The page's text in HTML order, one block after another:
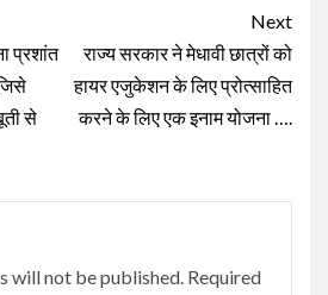
प्रशांत
से
Next
राज्‍य सरकार ने मेधावी छात्रों को
हायर एजुकेशन के लिए प्रोत्साहित
करने के लिए एक इनाम योजना ….
will not be published. Required